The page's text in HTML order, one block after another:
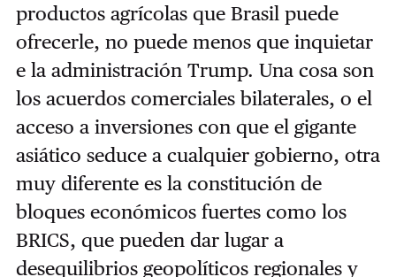
productos agrícolas que Brasil puede
ofrecerle, no puede menos que inquietar
e la administración Trump. Una cosa son
los acuerdos comerciales bilaterales, o el
acceso a inversiones con que el gigante
asiático seduce a cualquier gobierno, otra
muy diferente es la constitución de
bloques económicos fuertes como los
BRICS, que pueden dar lugar a
desequilibrios geopolíticos regionales y